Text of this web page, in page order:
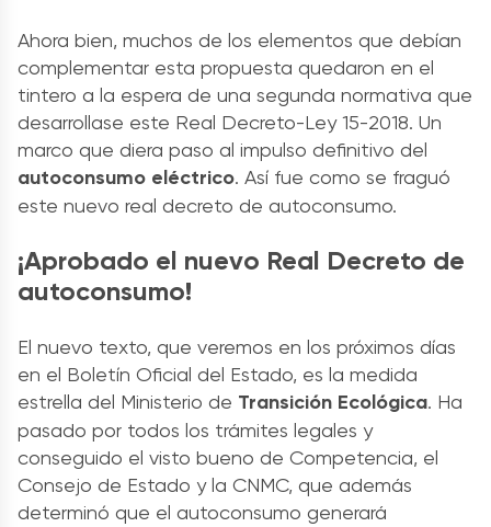
Ahora bien, muchos de los elementos que debían
complementar esta propuesta quedaron en el
tintero a la espera de una segunda normativa que
desarrollase este Real Decreto-Ley 15-2018. Un
marco que diera paso al impulso definitivo del
autoconsumo eléctrico. Así fue como se fraguó
este nuevo real decreto de autoconsumo.
¡Aprobado el nuevo Real Decreto de
autoconsumo!
El nuevo texto, que veremos en los próximos días
en el Boletín Oficial del Estado, es la medida
estrella del Ministerio de Transición Ecológica. Ha
pasado por todos los trámites legales y
conseguido el visto bueno de Competencia, el
Consejo de Estado y la CNMC, que además
determinó que el autoconsumo generará